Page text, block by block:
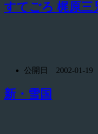
すてごろ 梶原三
公開日 2002-01-19
新・雪国